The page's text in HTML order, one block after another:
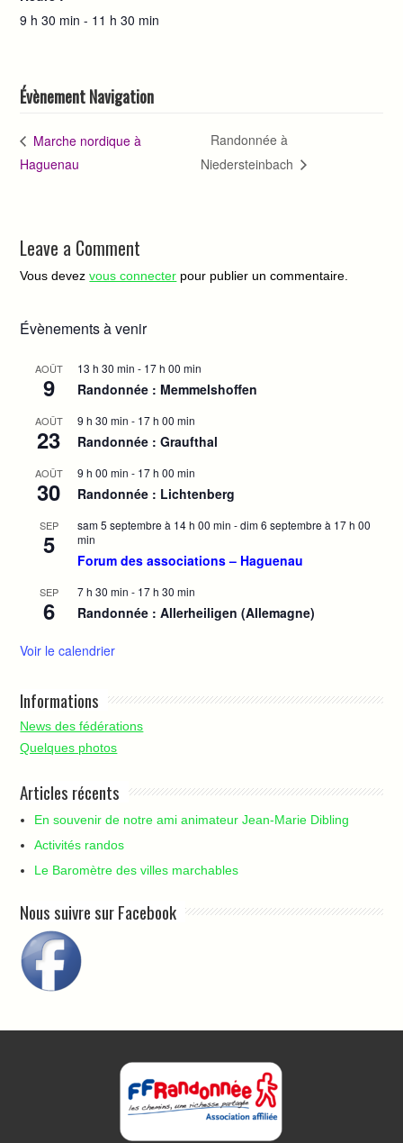
9 h 30 min - 11 h 30 min
Évènement Navigation
Marche nordique à
Haguenau
Randonnée à
Niedersteinbach
Leave a Comment
Vous devezvous connecter pour publier un commentaire.
Évènements à venir
AOÛT
9
13 h 30 min - 17 h 00 min
Randonnée : Memmelshoffen
AOÛT
23
9 h 30 min - 17 h 00 min
Randonnée : Graufthal
AOÛT
30
9 h 00 min - 17 h 00 min
Randonnée : Lichtenberg
SEP
5
sam 5 septembre à 14 h 00 min -dim 6 septembre à 17 h 00
min
Forum des associations – Haguenau
SEP
6
7 h 30 min - 17 h 30 min
Randonnée : Allerheiligen (Allemagne)
Voir le calendrier
Informations
News des fédérations
Quelques photos
Articles récents
En souvenir de notre ami animateur Jean-Marie Dibling
Activités randos
Le Baromètre des villes marchables
Nous suivre sur Facebook